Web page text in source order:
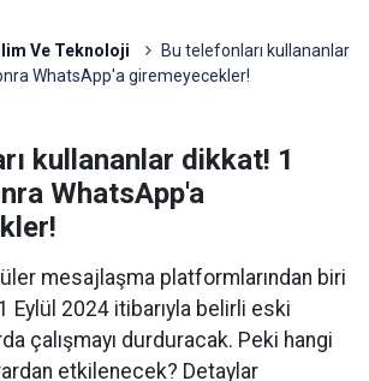
Ve Teknoloji
Bu telefonları kullananlar
WhatsApp'a giremeyecekler!
kullananlar dikkat! 1
WhatsApp'a
mesajlaşma platformlarından biri
Eylül 2024 itibarıyla belirli eski
çalışmayı durduracak. Peki hangi
etkilenecek? Detaylar